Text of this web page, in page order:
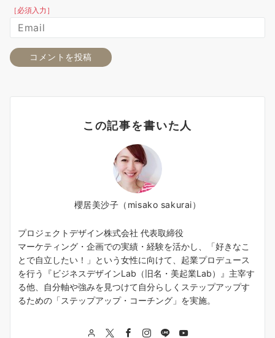
［必須入力］
この記事を書いた人
櫻居美沙子（misako sakurai）
プロジェクトデザイン株式会社 代表取締役
マーケティング・企画での実績・経験を活かし、「好きなこ
とで自立したい！」という女性に向けて、起業プロデュース
を行う『ビジネスデザインLab（旧名・美起業Lab）』主宰す
る他、自分軸や強みを見つけて自分らしくステップアップす
るための「ステップアップ・コーチング」を実施。